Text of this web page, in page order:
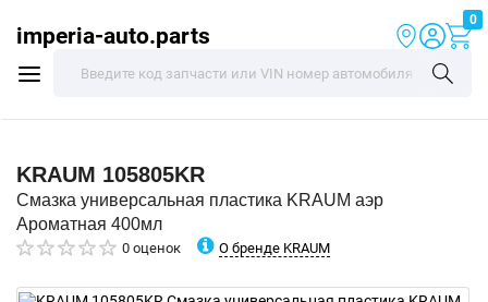
imperia-auto.parts
0
KRAUM 105805KR
Смазка универсальная пластика KRAUM аэр
Ароматная 400мл
0 оценок О бренде KRAUM